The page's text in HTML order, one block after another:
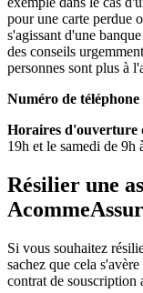
pour une carte perdue
s'agissant d'une
des conseils
personnes sont plus à
Numéro de téléphone
Horaires d'ouverture
19h et le samedi de 9h
Résilier une
Si vous souhaitez
sachez que cela
contrat de souscription